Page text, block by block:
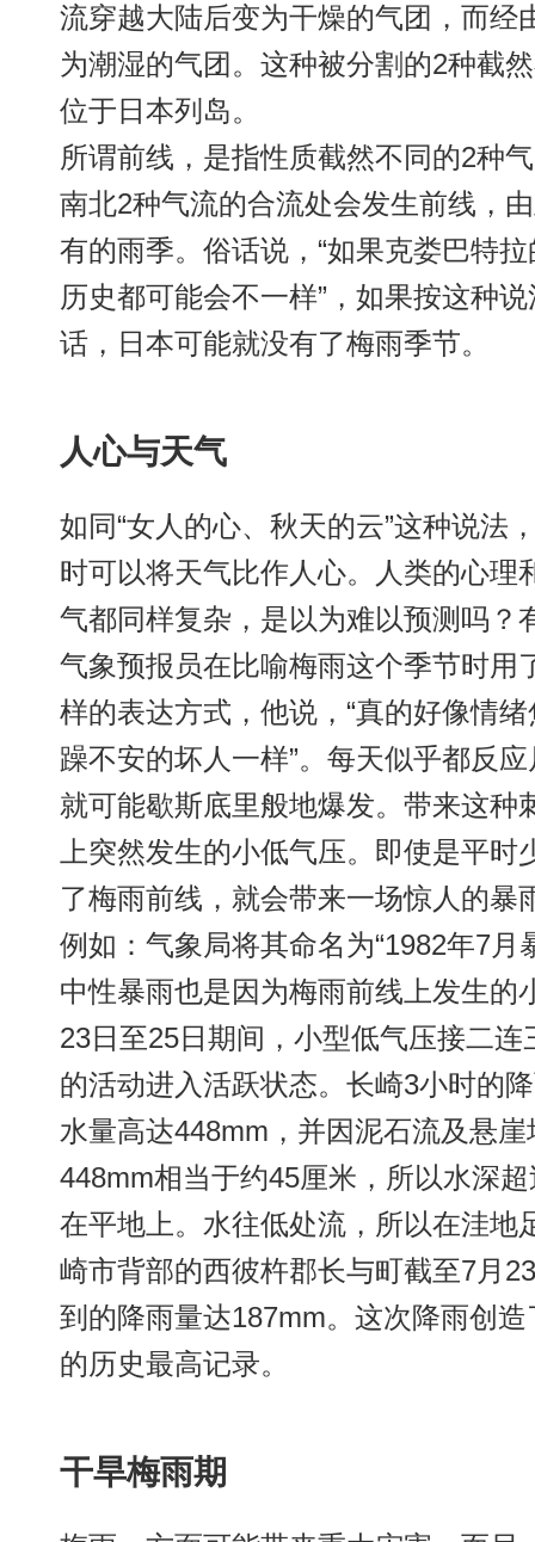
流穿越大陆后变为干燥的气团，而经
为潮湿的气团。这种被分割的2种截
位于日本列岛。
所谓前线，是指性质截然不同的2种
南北2种气流的合流处会发生前线，
有的雨季。俗话说，“如果克娄巴特
历史都可能会不一样”，如果按这种
话，日本可能就没有了梅雨季节。
人心与天气
如同“女人的心、秋天的云”这种说法
时可以将天气比作人心。人类的心理
气都同样复杂，是以为难以预测吗？
气象预报员在比喻梅雨这个季节时用
样的表达方式，他说，“真的好像情绪
躁不安的坏人一样”。每天似乎都反
就可能歇斯底里般地爆发。带来这种
上突然发生的小低气压。即使是平
了梅雨前线，就会带来一场惊人的暴
例如：气象局将其命名为“1982年7月
中性暴雨也是因为梅雨前线上发生的
23日至25日期间，小型低气压接二
的活动进入活跃状态。长崎3小时的
水量高达448mm，并因泥石流及悬
448mm相当于约45厘米，所以水深
在平地上。水往低处流，所以在洼地
崎市背部的西彼杵郡长与町截至7月
到的降雨量达187mm。这次降雨创
的历史最高记录。
干旱梅雨期